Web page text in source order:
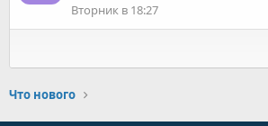
Вторник в 18:27
Что нового